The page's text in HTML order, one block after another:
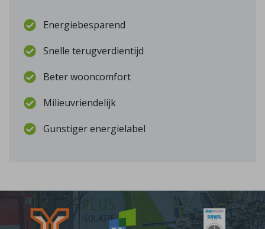
Energiebesparend
Snelle terugverdientijd
Beter wooncomfort
Milieuvriendelijk
Gunstiger energielabel